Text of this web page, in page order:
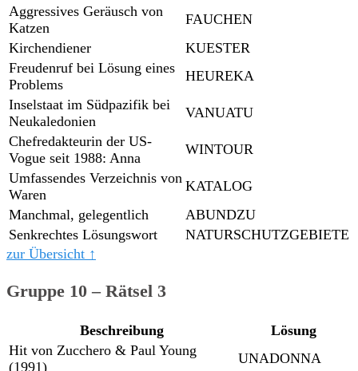
Aggressives Geräusch von
Katzen
FAUCHEN
Kirchendiener
KUESTER
Freudenruf bei Lösung eines
Problems
HEUREKA
Inselstaat im Südpazifik bei
Neukaledonien
VANUATU
Chefredakteurin der US-
Vogue seit 1988: Anna
WINTOUR
Umfassendes Verzeichnis von
Waren
KATALOG
Manchmal, gelegentlich
ABUNDZU
Senkrechtes Lösungswort
NATURSCHUTZGEBIETE
zur Übersicht ↑
Gruppe 10 – Rätsel 3
Beschreibung
Lösung
Hit von Zucchero & Paul Young
(1991)
UNADONNA